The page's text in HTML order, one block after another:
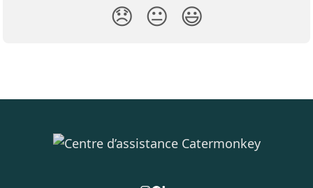
😞 😐 😃